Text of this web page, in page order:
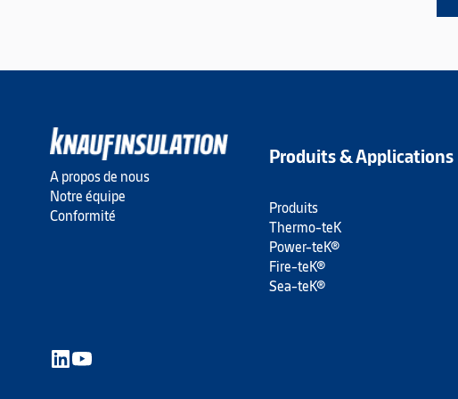
A propos de nous
Notre équipe
Conformité
Produits & Applications
Produits
Thermo-teK
Power-teK®
Fire-teK®
Sea-teK®